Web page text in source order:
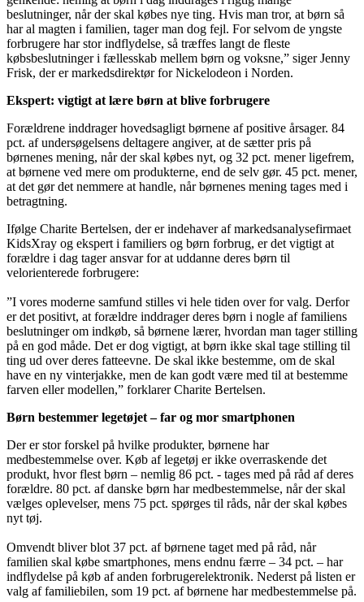
beslutninger, når der skal købes nye ting. Hvis man tror, at børn så
har al magten i familien, tager man dog fejl. For selvom de yngste
forbrugere har stor indflydelse, så træffes langt de fleste
købsbeslutninger i fællesskab mellem børn og voksne,” siger Jenny
Frisk, der er markedsdirektør for Nickelodeon i Norden.
Ekspert: vigtigt at lære børn at blive forbrugere
Forældrene inddrager hovedsagligt børnene af positive årsager. 84
pct. af undersøgelsens deltagere angiver, at de sætter pris på
børnenes mening, når der skal købes nyt, og 32 pct. mener ligefrem,
at børnene ved mere om produkterne, end de selv gør. 45 pct. mener,
at det gør det nemmere at handle, når børnenes mening tages med i
betragtning.
Ifølge Charite Bertelsen, der er indehaver af markedsanalysefirmaet
KidsXray og ekspert i familiers og børn forbrug, er det vigtigt at
forældre i dag tager ansvar for at uddanne deres børn til
velorienterede forbrugere:
”I vores moderne samfund stilles vi hele tiden over for valg. Derfor
er det positivt, at forældre inddrager deres børn i nogle af familiens
beslutninger om indkøb, så børnene lærer, hvordan man tager stilling
på en god måde. Det er dog vigtigt, at børn ikke skal tage stilling til
ting ud over deres fatteevne. De skal ikke bestemme, om de skal
have en ny vinterjakke, men de kan godt være med til at bestemme
farven eller modellen,” forklarer Charite Bertelsen.
Børn bestemmer legetøjet – far og mor smartphonen
Der er stor forskel på hvilke produkter, børnene har
medbestemmelse over. Køb af legetøj er ikke overraskende det
produkt, hvor flest børn – nemlig 86 pct. - tages med på råd af deres
forældre. 80 pct. af danske børn har medbestemmelse, når der skal
vælges oplevelser, mens 75 pct. spørges til råds, når der skal købes
nyt tøj.
Omvendt bliver blot 37 pct. af børnene taget med på råd, når
familien skal købe smartphones, mens endnu færre – 34 pct. – har
indflydelse på køb af anden forbrugerelektronik. Nederst på listen er
valg af familiebilen, som 19 pct. af børnene har medbestemmelse på.